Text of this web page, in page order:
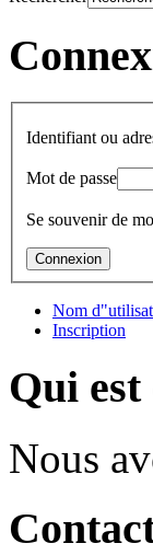
Identifiant ou
Mot de passe
Se souvenir de
Nom
Inscription
Qui est
Nous